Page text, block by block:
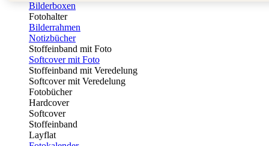
Bilderboxen
Fotohalter
Bilderrahmen
Notizbücher
Stoffeinband mit Foto
Softcover mit Foto
Stoffeinband mit Veredelung
Softcover mit Veredelung
Fotobücher
Hardcover
Softcover
Stoffeinband
Layflat